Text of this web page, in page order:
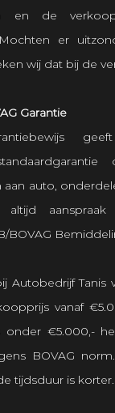
en de
Mochten er
wij dat bij de
Garantie
auto,
altijd
BOVAG
Autobedrijf Tanis
vanaf
onder €5.000,-
BOVAG
tijdsduur is korter.